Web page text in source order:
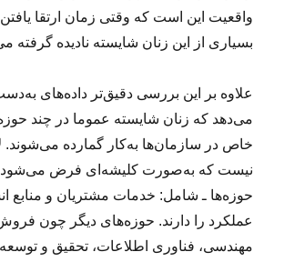
واقعیت این است که وقتی زمان ارتقا
بسیاری از این زنان شایسته نادیده گرفته
علاوه بر این بررسی دقیق‌تر داده‌های
می‌دهد که زنان شایسته عموما در چند
خاص در سازمان‌ها به‌کار گمارده می‌شوند.
نیست که به‌صورت کلیشه‌‌ای فرض می‌شود
حوزه‌ها ـ شامل: خدمات مشتریان و منابع
عملکرد را دارند. حوزه‌های دیگر چون